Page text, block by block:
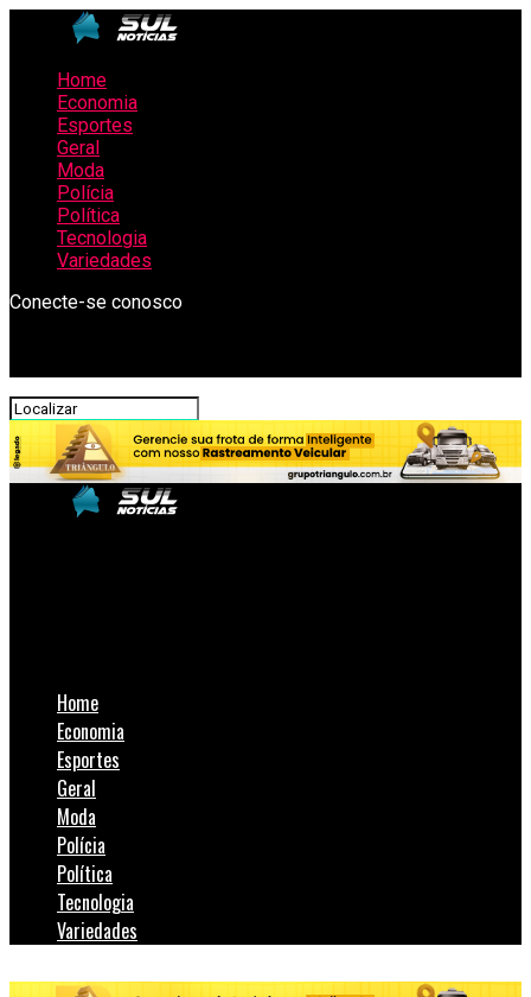
Home
Economia
Esportes
Geral
Moda
Polícia
Política
Tecnologia
Variedades
Conecte-se conosco
Home
Economia
Esportes
Geral
Moda
Polícia
Política
Tecnologia
Variedades